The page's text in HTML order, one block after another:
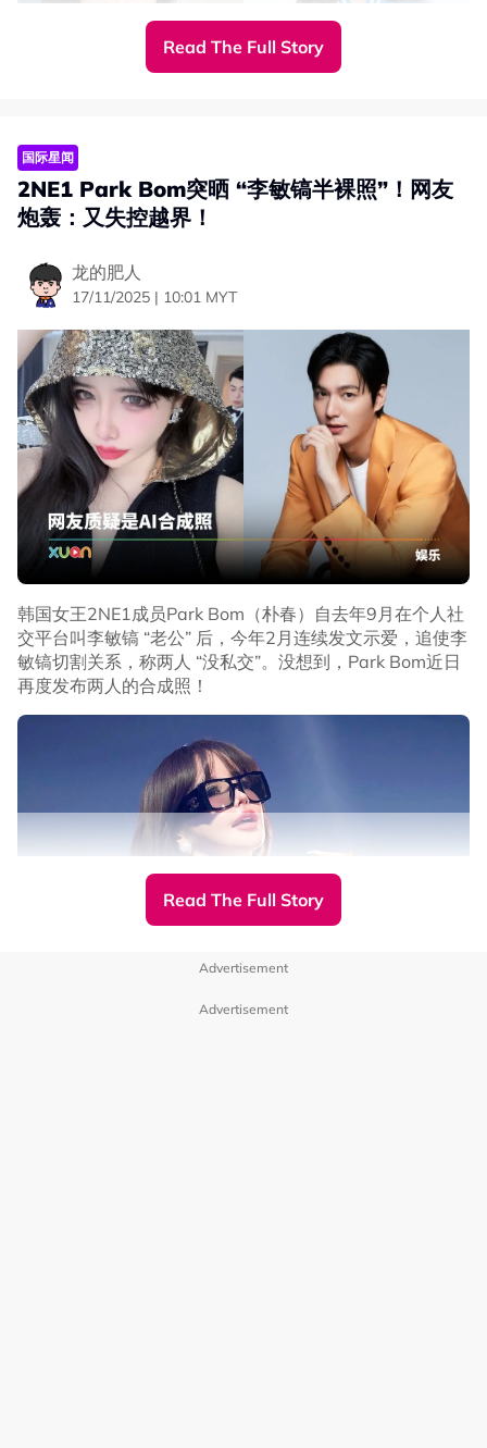
要求有关单位如实调查
信函中提及一种名为“Addreall”的精神药物，朴春强调那不
是毒品，“我是ADD（注意力不足症）患者，这是治疗注意
力缺陷的药物”。
朴春指控，“因Sandara Park涉毒事件，为了掩盖那件事，
竟把我塑造成吸毒者”，她提到那时候在韩国还没有
“Addreall”这种药物，法律上也没有相关规定，“但奇怪的
是，在朴春事件之后，法律却出现了”。
文末，朴春写下，“请如实调查，不要让YG娱乐、梁铉锡、
Teddy和CL向国家报告我使用了超过了规定剂量的毒品，
我30多年来根本没碰过”。
Read The Full Story
国际星闻
2NE1 Park Bom突晒 “李敏镐半裸照”！网友
炮轰：又失控越界！
龙的肥人
17/11/2025 | 10:01 MYT
韩国女王2NE1成员Park Bom（朴春）自去年9月在个人社
交平台叫李敏镐 “老公” 后，今年2月连续发文示爱，追使李
敏镐切割关系，称两人 “没私交”。没想到，Park Bom近日
再度发布两人的合成照！
Read The Full Story
Advertisement
Advertisement